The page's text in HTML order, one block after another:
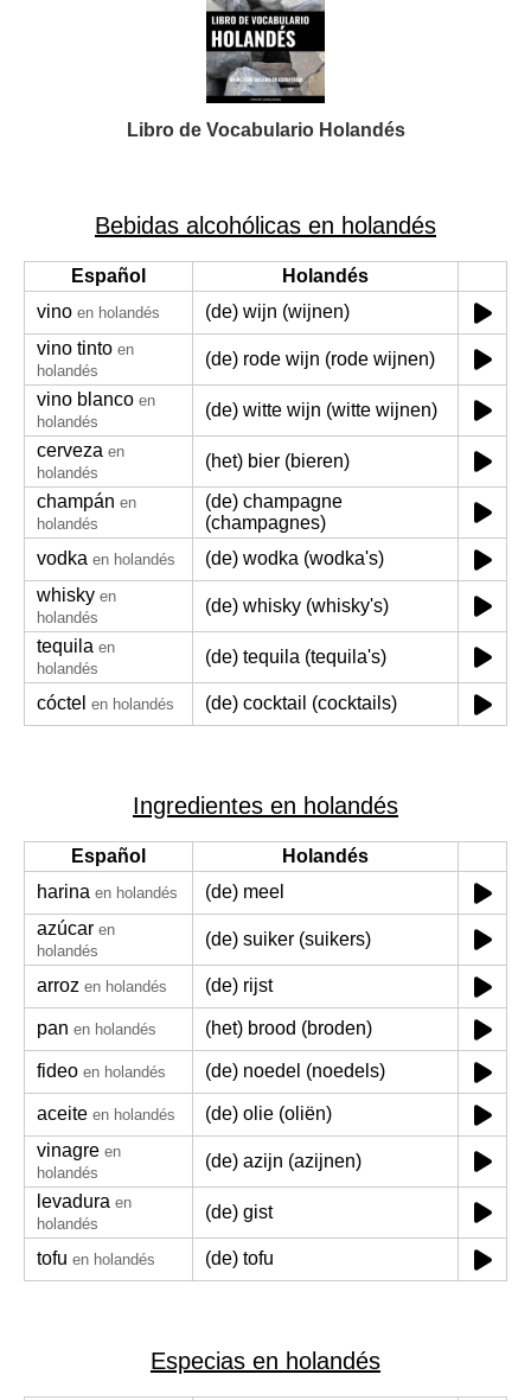
Libro de Vocabulario Holandés
Bebidas alcohólicas en holandés
Español
Holandés
vino en holandés
(de) wijn (wijnen)
vino tinto en
holandés
(de) rode wijn (rode wijnen)
vino blanco en
holandés
(de) witte wijn (witte wijnen)
cerveza en
holandés
(het) bier (bieren)
champán en
holandés
(de) champagne
(champagnes)
vodka en holandés
(de) wodka (wodka's)
whisky en
holandés
(de) whisky (whisky's)
tequila en
holandés
(de) tequila (tequila's)
cóctel en holandés (de) cocktail (cocktails)
Ingredientes en holandés
Español
Holandés
harina en holandés
(de) meel
azúcar en
holandés
(de) suiker (suikers)
arroz en holandés (de) rijst
pan en holandés (het) brood (broden)
fideo en holandés (de) noedel (noedels)
aceite en holandés
(de) olie (oliën)
vinagre en
holandés
(de) azijn (azijnen)
levadura en
holandés
(de) gist
tofu en holandés (de) tofu
Especias en holandés